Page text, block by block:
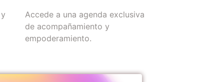
Accede a una agenda exclusiva
de acompañamiento y
empoderamiento.